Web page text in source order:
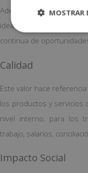
Además de referirse al
ideas, la innovación está
continua de
Calidad
Este valor hace
los productos y servicios
nivel interno, para los
trabajo, salarios,
Impacto Social
MOSTRAR